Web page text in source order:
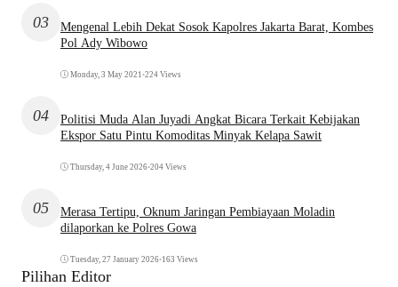
03
Mengenal Lebih Dekat Sosok Kapolres Jakarta Barat, Kombes
Pol Ady Wibowo
Monday, 3 May 2021 •224 Views
04
Politisi Muda Alan Juyadi Angkat Bicara Terkait Kebijakan
Ekspor Satu Pintu Komoditas Minyak Kelapa Sawit
Thursday, 4 June 2026•204 Views
05
Merasa Tertipu, Oknum Jaringan Pembiayaan Moladin
dilaporkan ke Polres Gowa
Tuesday, 27 January 2026•163 Views
Pilihan Editor